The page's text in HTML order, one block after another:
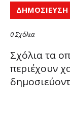
ΔΗΜΟΣΊΕΥΣΗ
0 Σχόλια
Σχόλια τα
περιέχουν